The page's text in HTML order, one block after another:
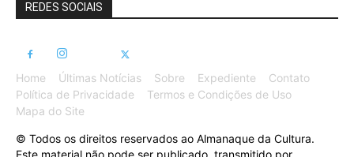
REDES SOCIAIS
Home Últimas Notícias Sobre Expediente
Contato
Política de Privacidade
Termos e Condições de Uso
Mapa do Site
© Todos os direitos reservados ao Almanaque da Cultura.
Este material não pode ser publicado, transmitido por